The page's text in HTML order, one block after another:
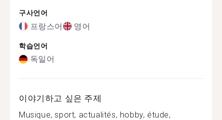
구사언어
프랑스어 영어
학습언어
독일어
이야기하고 싶은 주제
Musique, sport, actualités, hobby, étude,